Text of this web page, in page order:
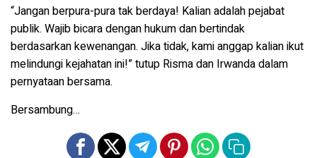
“Jangan berpura-pura tak berdaya! Kalian adalah pejabat
publik. Wajib bicara dengan hukum dan bertindak
berdasarkan kewenangan. Jika tidak, kami anggap kalian ikut
melindungi kejahatan ini!” tutup Risma dan Irwanda dalam
pernyataan bersama.
Bersambung…